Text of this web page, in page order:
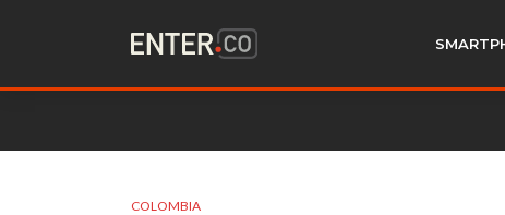
COLOMBIA